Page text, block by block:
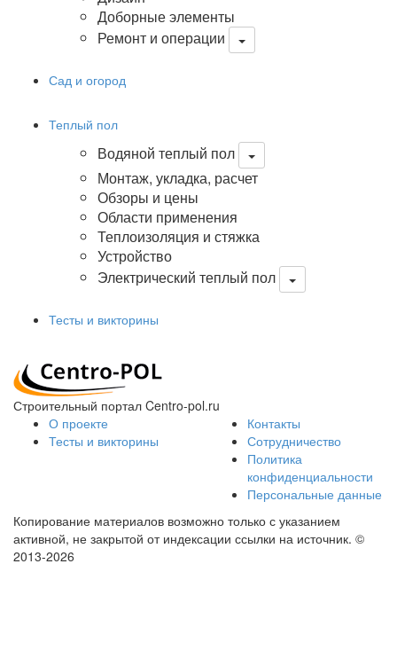
Доборные элементы
Ремонт и операции
Сад и огород
Теплый пол
Водяной теплый пол
Монтаж, укладка, расчет
Обзоры и цены
Области применения
Теплоизоляция и стяжка
Устройство
Электрический теплый пол
Тесты и викторины
Строительный портал Centro-pol.ru
О проекте
Тесты и викторины
Контакты
Сотрудничество
Политика
конфиденциальности
Персональные данные
Копирование материалов возможно только с указанием
активной, не закрытой от индексации ссылки на источник. ©
2013-2026